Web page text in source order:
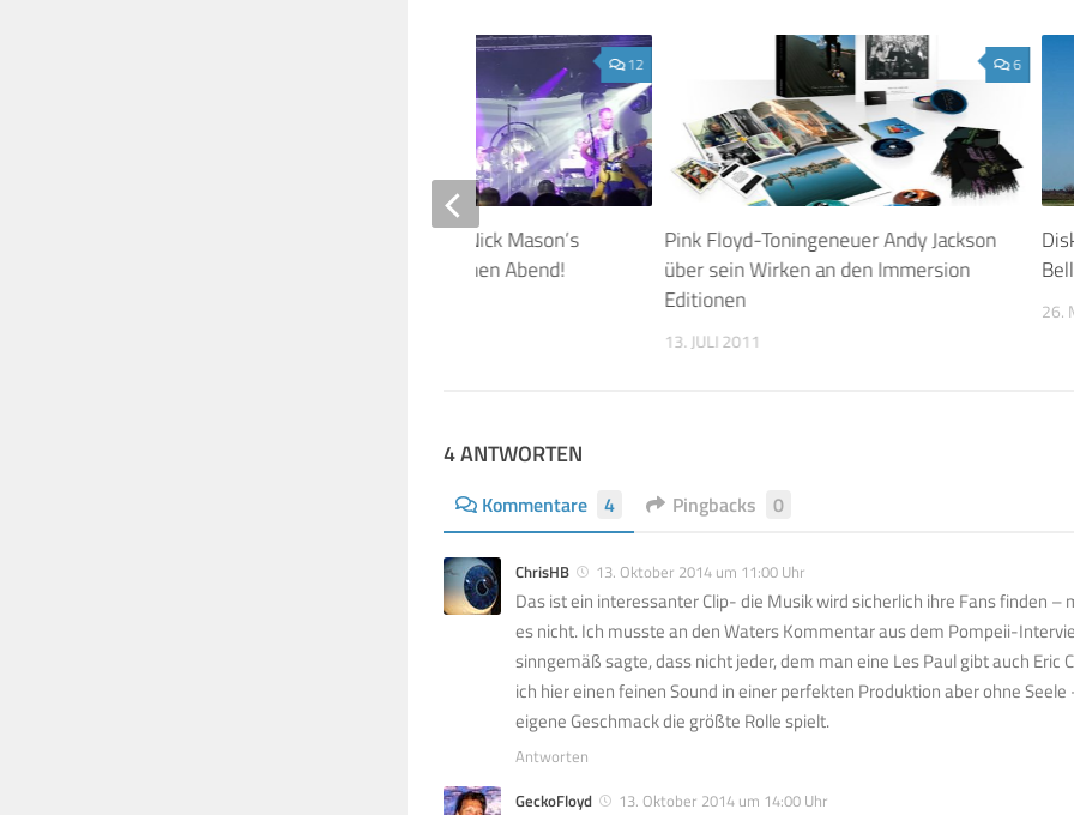
6
Pink Floyd-Toningeneuer Andy Jackson
über sein Wirken an den Immersion
Editionen
13. JULI 2011
26.
12
Floyd-Fans bereiten Nick Mason’s
Saucers unvergesslichen Abend!
4 ANTWORTEN
Kommentare 4 Pingbacks 0
ChrisHB 13. Oktober 2014 um 11:00 Uhr
Das ist ein interessanter Clip- die Musik wird sicherlich ihre Fans finden
es nicht. Ich musste an den Waters Kommentar aus dem Pompeii-
sinngemäß sagte, dass nicht jeder, dem man eine Les Paul gibt auch Eric
ich hier einen feinen Sound in einer perfekten Produktion aber ohne
eigene Geschmack die größte Rolle spielt.
Antworten
GeckoFloyd
13. Oktober 2014 um 14:00 Uhr